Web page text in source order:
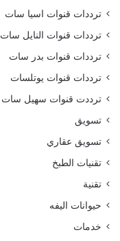
ترددات قنوات اسيا سات
ترددات قنوات النايل سات
ترددات قنوات بدر سات
ترددات قنوات يوتلسات
ترددت قنوات سهيل سات
تسويق
تسويق عقاري
تقنيات الطبخ
تقنية
حيوانات اليفه
خدمات